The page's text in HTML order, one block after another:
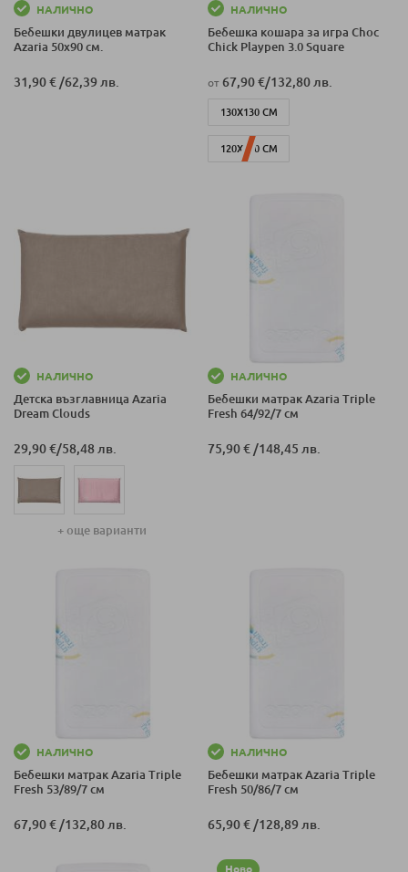
НАЛИЧНО
Бебешки двулицев матрак
Azaria 50х90 см.
31,90 € /62,39 лв.
НАЛИЧНО
Бебешка кошара за игра Choc
Chick Playpen 3.0 Square
от 67,90 €/132,80 лв.
130Х130 СМ
120Х120 СМ
НАЛИЧНО
Детска възглавница Azaria
Dream Clouds
29,90 €/58,48 лв.
+ още варианти
НАЛИЧНО
Бебешки матрак Azaria Triple
Fresh 64/92/7 см
75,90 €/148,45 лв.
НАЛИЧНО
Бебешки матрак Azaria Triple
Fresh 53/89/7 см
67,90 € /132,80 лв.
НАЛИЧНО
Бебешки матрак Azaria Triple
Fresh 50/86/7 см
65,90 € /128,89 лв.
Ново